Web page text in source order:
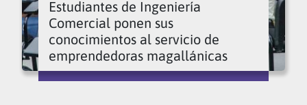
Estudiantes de Ingeniería
Comercial ponen sus
conocimientos al servicio de
emprendedoras magallánicas